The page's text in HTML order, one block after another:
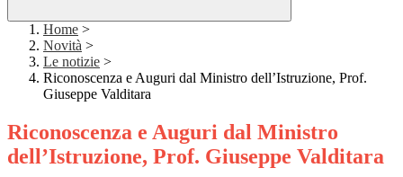
Home >
Novità >
Le notizie >
Riconoscenza e Auguri dal Ministro dell’Istruzione, Prof.
Giuseppe Valditara
Riconoscenza e Auguri dal Ministro
dell’Istruzione, Prof. Giuseppe Valditara